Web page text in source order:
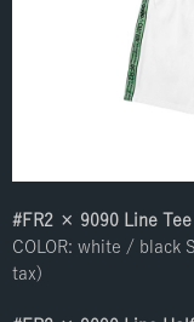
#FR2 × 9090 Line
COLOR: white / black
tax)